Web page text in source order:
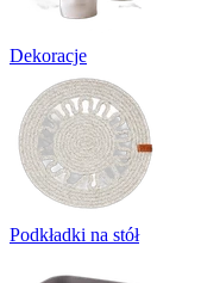
Dekoracje
Podkładki na stół